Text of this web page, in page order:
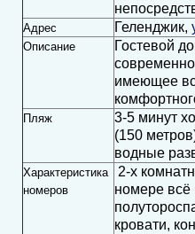
Адрес Геленджик,
Описание
Гостевой
имеющее
Пляж
3-5 минут
(150
водные
Характеристика
номеров
2-х
номере всё
кровати,